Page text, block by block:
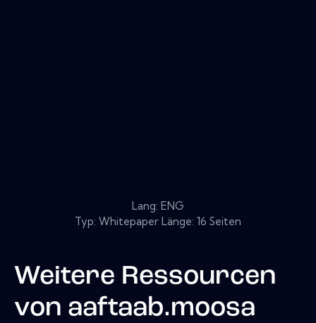
Lang: ENG
Typ: Whitepaper Länge: 16 Seiten
Weitere Ressourcen
von aaftaab.moosa